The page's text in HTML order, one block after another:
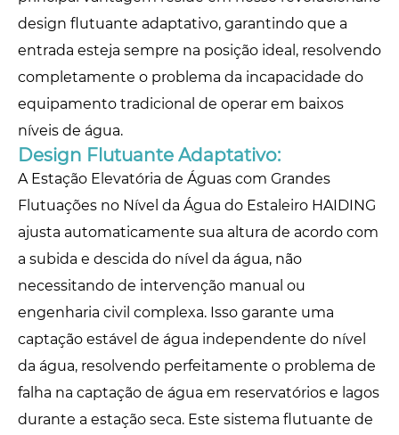
design flutuante adaptativo, garantindo que a
entrada esteja sempre na posição ideal, resolvendo
completamente o problema da incapacidade do
equipamento tradicional de operar em baixos
níveis de água.
Design Flutuante Adaptativo:
A Estação Elevatória de Águas com Grandes
Flutuações no Nível da Água do Estaleiro HAIDING
ajusta automaticamente sua altura de acordo com
a subida e descida do nível da água, não
necessitando de intervenção manual ou
engenharia civil complexa. Isso garante uma
captação estável de água independente do nível
da água, resolvendo perfeitamente o problema de
falha na captação de água em reservatórios e lagos
durante a estação seca. Este sistema flutuante de